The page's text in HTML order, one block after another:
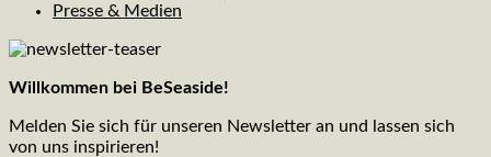
Presse & Medien
Willkommen bei BeSeaside!
Melden Sie sich für unseren Newsletter an und lassen sich
von uns inspirieren!